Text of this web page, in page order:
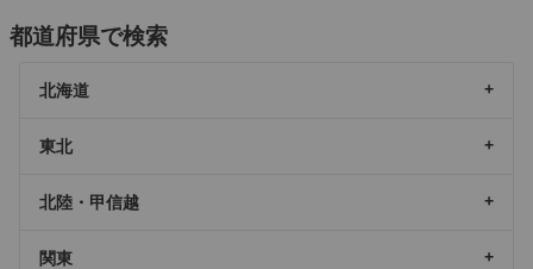
都道府県で検索
北海道
東北
北陸・甲信越
関東